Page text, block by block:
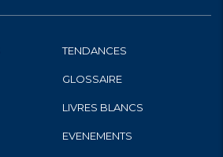
TENDANCES
GLOSSAIRE
LIVRES BLANCS
EVENEMENTS